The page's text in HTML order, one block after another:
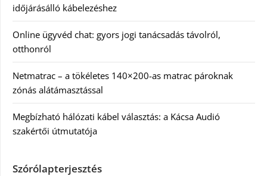
időjárásálló kábelezéshez
Online ügyvéd chat: gyors jogi tanácsadás távolról,
otthonról
Netmatrac – a tökéletes 140×200-as matrac pároknak
zónás alátámasztással
Megbízható hálózati kábel választás: a Kácsa Audió
szakértői útmutatója
Szórólapterjesztés